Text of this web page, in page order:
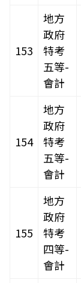
153
地方
政府
特考
五等-
會計
154
地方
政府
特考
五等-
會計
155
地方
政府
特考
四等-
會計